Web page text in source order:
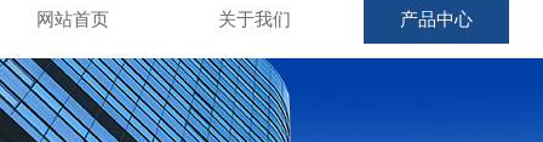
网站首页 关于我们 产品中心